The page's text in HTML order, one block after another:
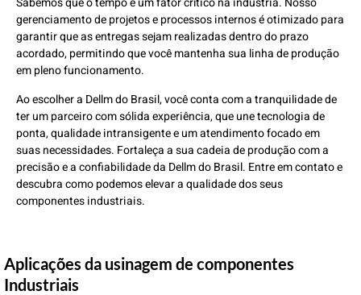
gerenciamento de projetos e processos internos é otimizado para
garantir que as entregas sejam realizadas dentro do prazo
acordado, permitindo que você mantenha sua linha de produção
em pleno funcionamento.
Ao escolher a Dellm do Brasil, você conta com a tranquilidade de
ter um parceiro com sólida experiência, que une tecnologia de
ponta, qualidade intransigente e um atendimento focado em
suas necessidades. Fortaleça a sua cadeia de produção com a
precisão e a confiabilidade da Dellm do Brasil. Entre em contato e
descubra como podemos elevar a qualidade dos seus
componentes industriais.
Aplicações da usinagem de componentes
Industriais